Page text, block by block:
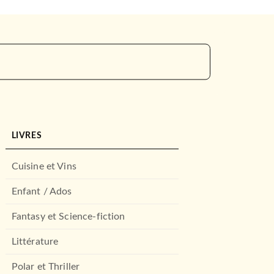
LIVRES
Cuisine et Vins
Enfant / Ados
Fantasy et Science-fiction
Littérature
Polar et Thriller